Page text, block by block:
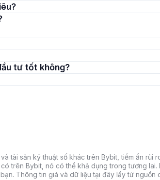
tư tốt không?
tài sản kỹ thuật số khác trên Bybit, tiềm ẩn rủi
trên Bybit, nó có thể khả dụng trong tương
Thông tin giá và dữ liệu tại đây lấy từ nguồn